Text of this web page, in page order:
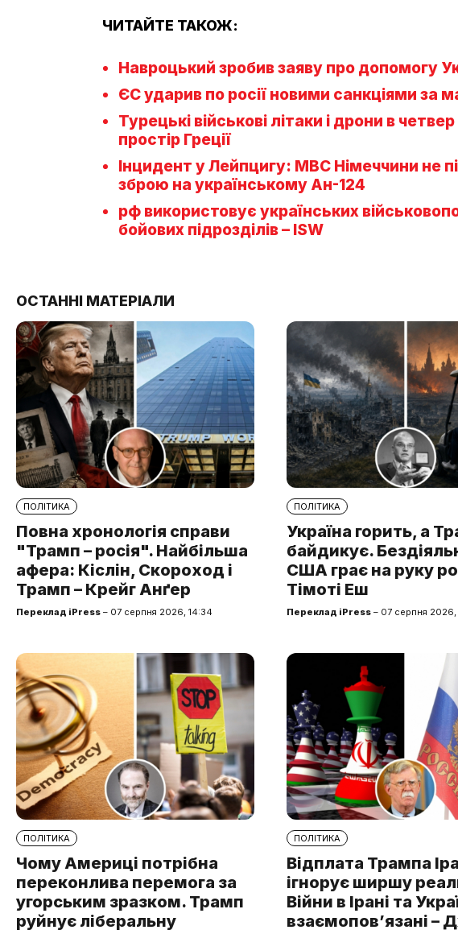
ЧИТАЙТЕ ТАКОЖ:
Навроцький зробив заяву про допомогу
ЄС ударив по росії новими санкціями за
Турецькі військові літаки і дрони в
простір Греції
Інцидент у Лейпцигу: МВС Німеччини не
зброю на українському Ан-124
рф використовує українських
бойових підрозділів – ISW
ОСТАННІ МАТЕРІАЛИ
ПОЛІТИКА
Повна хронологія справи
"Трамп – росія". Найбільша
афера: Кіслін, Скороход і
Трамп – Крейг Анґер
Переклад iPress – 07 серпня 2026, 14:34
ПОЛІТИКА
Україна горить, а
байдикує.
США грає на руку
Тімоті Еш
Переклад iPress – 07 серпня 2026,
ПОЛІТИКА
Чому Америці потрібна
переконлива перемога за
угорським зразком. Трамп
руйнує ліберальну
ПОЛІТИКА
Відплата Трампа
ігнорує ширшу
Війни в Ірані та
взаємопов’язані –